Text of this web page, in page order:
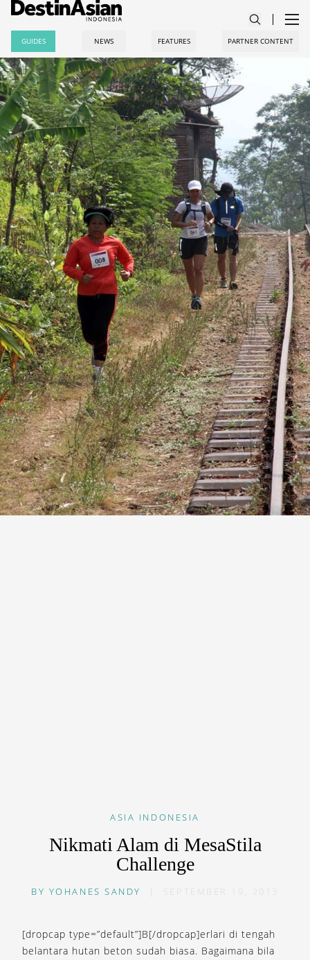
GUIDES NEWS FEATURES PARTNER CONTENT
ASIA INDONESIA
Nikmati Alam di MesaStila
Challenge
BY YOHANES SANDY SEPTEMBER 19, 2013
[dropcap type=”default”]B[/dropcap]erlari di tengah
belantara hutan beton sudah biasa. Bagaimana bila